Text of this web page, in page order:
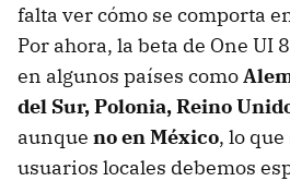
falta ver cómo se comporta
Por ahora, la beta de One UI
en algunos países como
del Sur, Polonia, Reino
aunque no en México, lo
usuarios locales debemos